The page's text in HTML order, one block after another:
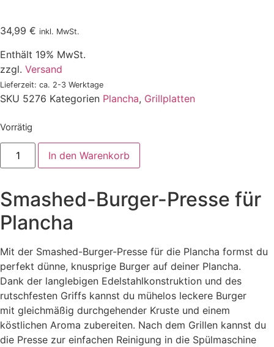
34,99 € inkl. MwSt.
Enthält 19% MwSt.
zzgl. Versand
Lieferzeit: ca. 2-3 Werktage
SKU 5276 Kategorien Plancha, Grillplatten
Vorrätig
Smashed-
Burger-
Presse
Menge
In den Warenkorb
Smashed-Burger-Presse für
Plancha
Mit der Smashed-Burger-Presse für die Plancha formst du
perfekt dünne, knusprige Burger auf deiner Plancha.
Dank der langlebigen Edelstahlkonstruktion und des
rutschfesten Griffs kannst du mühelos leckere Burger
mit gleichmäßig durchgehender Kruste und einem
köstlichen Aroma zubereiten. Nach dem Grillen kannst du
die Presse zur einfachen Reinigung in die Spülmaschine